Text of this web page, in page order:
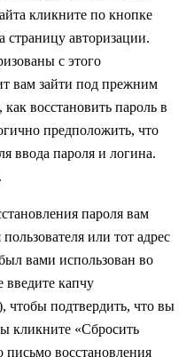
кликните по кнопке
страницу авторизации.
с этого
вам зайти под прежним
восстановить пароль в
предположить, что
ввода пароля и логина.
пароля вам
или тот адрес
вами использован во
введите капчу
чтобы подтвердить, что вы
кликните «Сбросить
письмо восстановления